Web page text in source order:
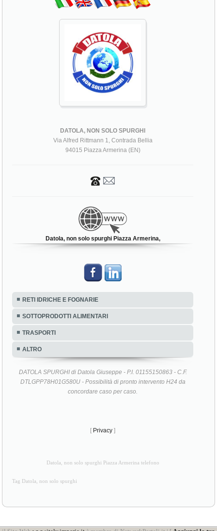
DATOLA, NON SOLO SPURGHI
Via Alfred Rittmann 1, Contrada Bellia
94015 Piazza Armerina (EN)
Datola, non solo spurghi Piazza Armerina,
RETI IDRICHE E FOGNARIE
SOTTOPRODOTTI ALIMENTARI
TRASPORTI
ALTRO
DATOLA SPURGHI di Datola Giuseppe - P.I. 01155150863 - C.F.
DTLGPP78H01G580U - Possibilità di pronto intervento H24 da
concordare caso per caso.
[ Privacy ]
Datola, non solo spurghi Piazza Armerina telefono
Tag Datola, non solo spurghi